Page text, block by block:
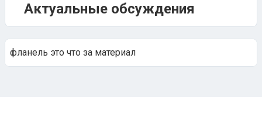
Актуальные обсуждения
фланель это что за материал